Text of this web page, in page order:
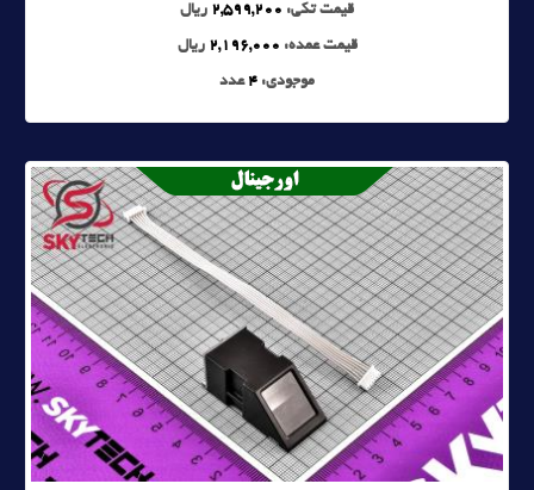
قیمت تکی: 2,599,200 ریال
قیمت عمده: 2,196,000 ریال
موجودی: 4 عدد